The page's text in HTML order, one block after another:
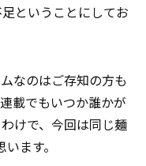
ということにしてお
なのはご存知の方も
載でもいつか誰かが
けで、今回は同じ麺
ます。